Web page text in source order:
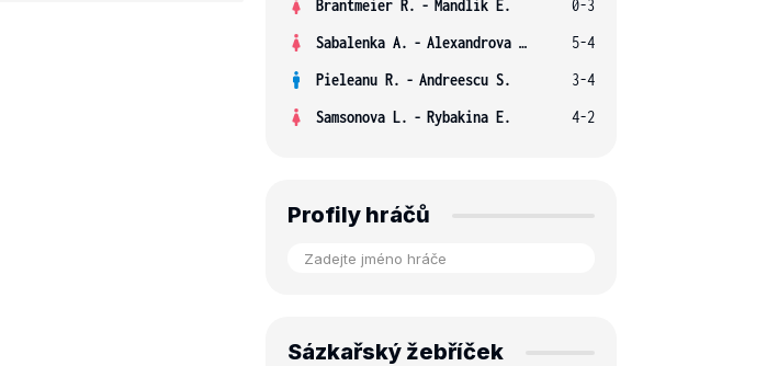
Brantmeier R. - Mandlik E.
0-3
Sabalenka A. - Alexandrova E.
5-4
Pieleanu R. - Andreescu S.
3-4
Samsonova L. - Rybakina E. 4-2
Profily hráčů
Sázkařský žebříček